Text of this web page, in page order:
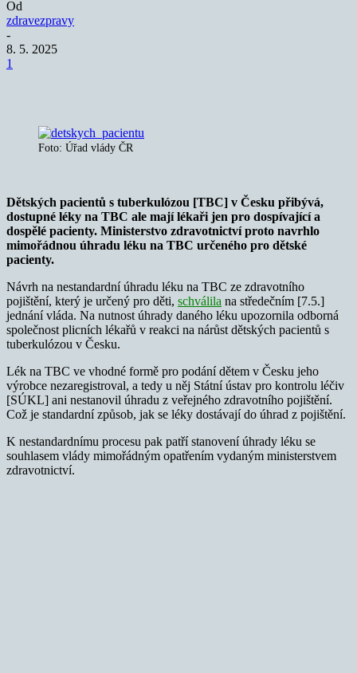
Od
zdravezpravy
-
8. 5. 2025
1
Foto: Úřad vlády ČR
Dětských pacientů s tuberkulózou [TBC] v Česku přibývá,
dostupné léky na TBC ale mají lékaři jen pro dospívající a
dospělé pacienty. Ministerstvo zdravotnictví proto navrhlo
mimořádnou úhradu léku na TBC určeného pro dětské
pacienty.
Návrh na nestandardní úhradu léku na TBC ze zdravotního
pojištění, který je určený pro děti, schválila na středečním [7.5.]
jednání vláda. Na nutnost úhrady daného léku upozornila odborná
společnost plicních lékařů v reakci na nárůst dětských pacientů s
tuberkulózou v Česku.
Lék na TBC ve vhodné formě pro podání dětem v Česku jeho
výrobce nezaregistroval, a tedy u něj Státní ústav pro kontrolu léčiv
[SÚKL] ani nestanovil úhradu z veřejného zdravotního pojištění.
Což je standardní způsob, jak se léky dostávají do úhrad z pojištění.
K nestandardnímu procesu pak patří stanovení úhrady léku se
souhlasem vlády mimořádným opatřením vydaným ministerstvem
zdravotnictví.